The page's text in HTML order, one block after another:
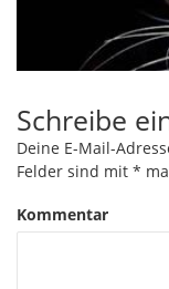
Schreibe
Deine E-Mail-
Felder sind mit *
Kommentar